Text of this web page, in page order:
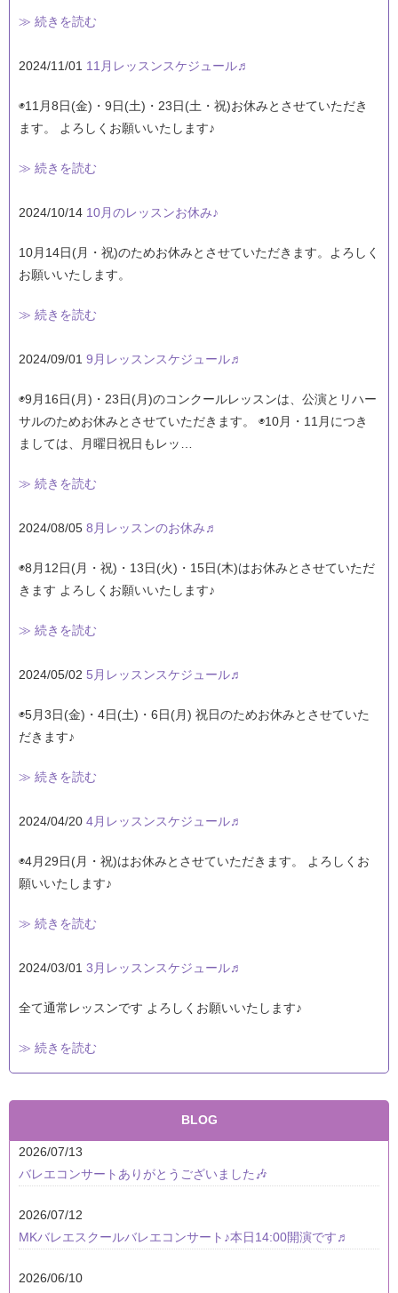
≫ 続きを読む
2024/11/01 11月レッスンスケジュール♬
◉11月8日(金)・9日(土)・23日(土・祝)お休みとさせていただき
ます。 よろしくお願いいたします♪
≫ 続きを読む
2024/10/14 10月のレッスンお休み♪
10月14日(月・祝)のためお休みとさせていただきます。よろしく
お願いいたします。
≫ 続きを読む
2024/09/01 9月レッスンスケジュール♬
◉9月16日(月)・23日(月)のコンクールレッスンは、公演とリハー
サルのためお休みとさせていただきます。 ◉10月・11月につき
ましては、月曜日祝日もレッ…
≫ 続きを読む
2024/08/05 8月レッスンのお休み♬
◉8月12日(月・祝)・13日(火)・15日(木)はお休みとさせていただ
きます よろしくお願いいたします♪
≫ 続きを読む
2024/05/02 5月レッスンスケジュール♬
◉5月3日(金)・4日(土)・6日(月) 祝日のためお休みとさせていた
だきます♪
≫ 続きを読む
2024/04/20 4月レッスンスケジュール♬
◉4月29日(月・祝)はお休みとさせていただきます。 よろしくお
願いいたします♪
≫ 続きを読む
2024/03/01 3月レッスンスケジュール♬
全て通常レッスンです よろしくお願いいたします♪
≫ 続きを読む
BLOG
2026/07/13
バレエコンサートありがとうございました🎶
2026/07/12
MKバレエスクールバレエコンサート♪本日14:00開演です♬
2026/06/10